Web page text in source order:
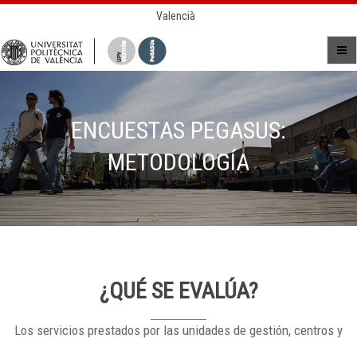
Valencià
ENCUESTAS PEGASUS:
METODOLOGÍA
¿QUÉ SE EVALÚA?
Los servicios prestados por las unidades de gestión, centros y